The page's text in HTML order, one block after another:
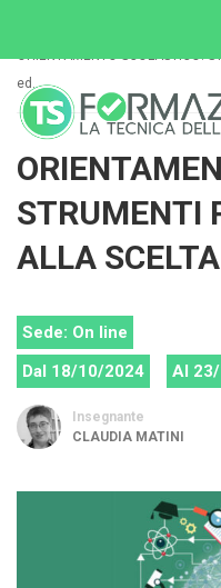
ORIENTAMENTO SCOLASTICO:
ed.
STRUMENTI
ALLA
Sede: On line
Dal 18/10/2024
Al
Insegnante
CLAUDIA MATINI